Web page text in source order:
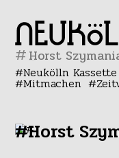
#
Neukölln Kassette
Mitmachen
#Horst